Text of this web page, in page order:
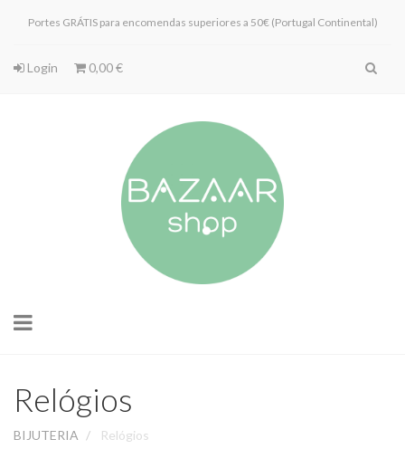
Portes GRÁTIS para encomendas superiores a 50€ (Portugal Continental)
Login 0,00 €
Toggle
Relógios
BIJUTERIA Relógios